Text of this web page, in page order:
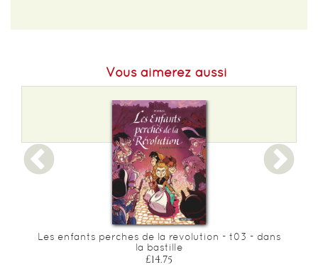
Vous aimerez aussi
Les enfants perches de la revolution - t03 - dans
la bastille
£14.75